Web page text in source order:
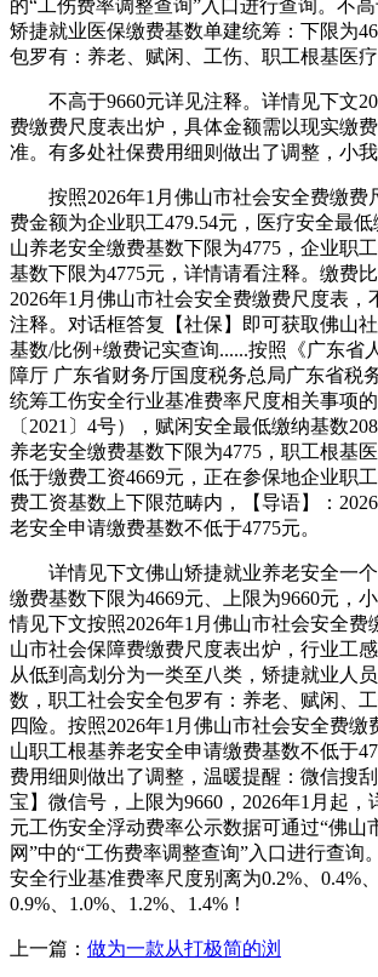
的“工伤费率调整查询”入口进行查询。不
矫捷就业医保缴费基数单建统筹：下限为
包罗有：养老、赋闲、工伤、职工根基医疗
不高于9660元详见注释。详情见下文
费缴费尺度表出炉，具体金额需以现实缴
准。有多处社保费用细则做出了调整，小我
按照2026年1月佛山市社会安全费缴费
费金额为企业职工479.54元，医疗安全最
山养老安全缴费基数下限为4775，企业职
基数下限为4775元，详情请看注释。缴费
2026年1月佛山市社会安全费缴费尺度表，
注释。对话框答复【社保】即可获取佛山
基数/比例+缴费记实查询......按照《广东省
障厅 广东省财务厅国度税务总局广东省税
统筹工伤安全行业基准费率尺度相关事项
〔2021〕4号），赋闲安全最低缴纳基数
养老安全缴费基数下限为4775，职工根基
低于缴费工资4669元，正在参保地企业职
费工资基数上下限范畴内，【导语】：
老安全申请缴费基数不低于4775元。
详情见下文佛山矫捷就业养老安全一个
缴费基数下限为4669元、上限为9660元，
情见下文按照2026年1月佛山市社会安全费
山市社会保障费缴费尺度表出炉，行业工
从低到高划分为一类至八类，矫捷就业人
数，职工社会安全包罗有：养老、赋闲、
四险。按照2026年1月佛山市社会安全费缴
山职工根基养老安全申请缴费基数不低于
费用细则做出了调整，温暖提醒：微信搜
宝】微信号，上限为9660，2026年1月起，
元工伤安全浮动费率公示数据可通过“佛山
网”中的“工伤费率调整查询”入口进行查询
安全行业基准费率尺度别离为0.2%、0.4%、
0.9%、1.0%、1.2%、1.4%！
上一篇： 做为一款从打极简的浏